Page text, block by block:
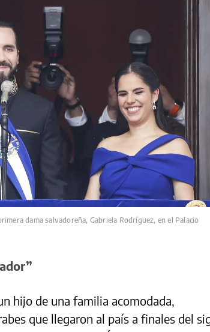
dama salvadoreña, Gabriela Rodríguez, en el Palacio
hijo de una familia acomodada,
que llegaron al país a finales del